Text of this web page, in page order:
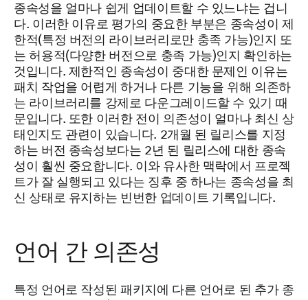
종속성을 얼마나 쉽게 업데이트할 수 있느냐는 겁니
다. 이러한 이유로 평가의 중요한 부분은 종속성이 제
한적(특정 버전의 라이브러리로만 충족 가능)인지 또
는 허용적(다양한 버전으로 충족 가능)인지 확인하는
것입니다. 제한적인 종속성이 중대한 문제인 이유는
패치 작업을 어렵게 하거나 다른 기능을 위해 의존하
는 라이브러리를 강제로 다운그레이드할 수 있기 때
문입니다. 또한 이러한 전이 의존성이 얼마나 최신 상
태인지도 관련이 있습니다. 2개월 된 릴리스를 지정
하는 버전 종속성보다는 2년 된 릴리스에 대한 종속
성이 훨씬 중요합니다. 이와 유사한 맥락에서 프로젝
트가 잘 실행되고 있다는 징후 중 하나는 종속성을 최
신 상태로 유지하는 빈번한 업데이트 기록입니다.
언어 간 의존성
특정 언어로 작성된 패키지에 다른 언어로 된 추가 종